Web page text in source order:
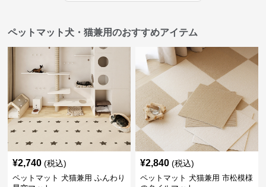
ペットマット犬・猫兼用のおすすめアイテム
¥2,740 (税込)
ペットマット 犬猫兼用 ふんわり
¥2,840 (税込)
ペットマット 犬猫兼用 市松模様